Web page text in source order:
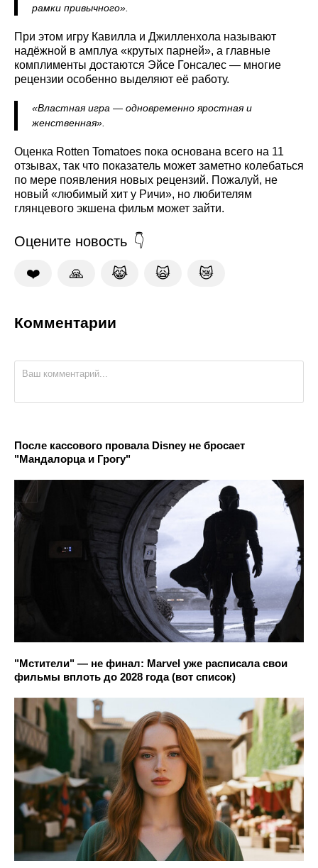
рамки привычного».
При этом игру Кавилла и Джилленхола называют
надёжной в амплуа «крутых парней», а главные
комплименты достаются Эйсе Гонсалес — многие
рецензии особенно выделяют её работу.
«Властная игра — одновременно яростная и
женственная».
Оценка Rotten Tomatoes пока основана всего на 11
отзывах, так что показатель может заметно колебаться
по мере появления новых рецензий. Пожалуй, не
новый «любимый хит у Ричи», но любителям
глянцевого экшена фильм может зайти.
Оцените новость
❤️ 🙏 😹 🙀 😿
Комментарии
После кассового провала Disney не бросает
"Мандалорца и Грогу"
"Мстители" — не финал: Marvel уже расписала свои
фильмы вплоть до 2028 года (вот список)